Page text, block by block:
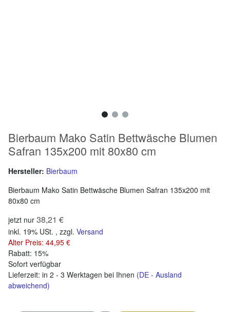
Bierbaum Mako Satin Bettwäsche Blumen
Safran 135x200 mit 80x80 cm
Hersteller: Bierbaum
Bierbaum Mako Satin Bettwäsche Blumen Safran 135x200 mit
80x80 cm
jetzt nur 38,21 €
inkl. 19% USt. , zzgl. Versand
Alter Preis: 44,95 €
Rabatt: 15%
Sofort verfügbar
Lieferzeit: in 2 - 3 Werktagen bei Ihnen (DE - Ausland
abweichend)